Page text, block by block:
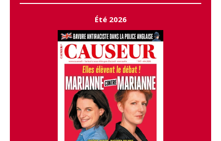
Été 2026